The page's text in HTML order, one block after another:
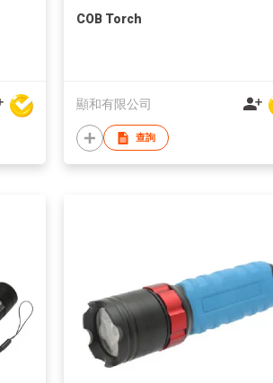
COB Torch
顯和有限公司
查詢